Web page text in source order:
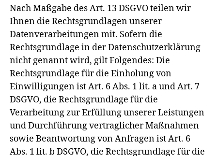
Nach Maßgabe des Art. 13 DSGVO teilen wir
Ihnen die Rechtsgrundlagen unserer
Datenverarbeitungen mit. Sofern die
Rechtsgrundlage in der Datenschutzerklärung
nicht genannt wird, gilt Folgendes: Die
Rechtsgrundlage für die Einholung von
Einwilligungen ist Art. 6 Abs. 1 lit. a und Art. 7
DSGVO, die Rechtsgrundlage für die
Verarbeitung zur Erfüllung unserer Leistungen
und Durchführung vertraglicher Maßnahmen
sowie Beantwortung von Anfragen ist Art. 6
Abs. 1 lit. b DSGVO, die Rechtsgrundlage für die